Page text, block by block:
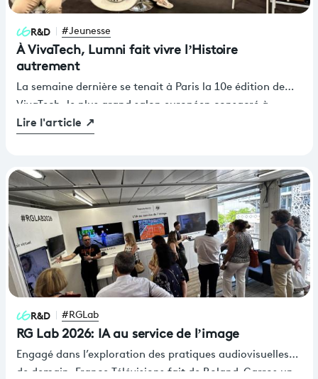
R&D #Jeunesse
À VivaTech, Lumni fait vivre l’Histoire
autrement
La semaine dernière se tenait à Paris la 10e édition de
VivaTech, le plus grand salon européen consacré à
l’innovation technologique. 4 500 exposants et pas
Porte de Versailles. Au milieu des acteurs de la MedTech,
de l’AdTech, de l’AgriTech ou encore de l’AssurTech,
France Télévisions présentait un dispositif immersif,
pédagogique et exploratoire consacré à la Première
Guerre mondiale.
Lire l'article ↗
R&D #RGLab
RG Lab 2026: IA au service de l’image
Engagé dans l’exploration des pratiques audiovisuelles
de demain, France Télévisions fait de Roland-Garros un